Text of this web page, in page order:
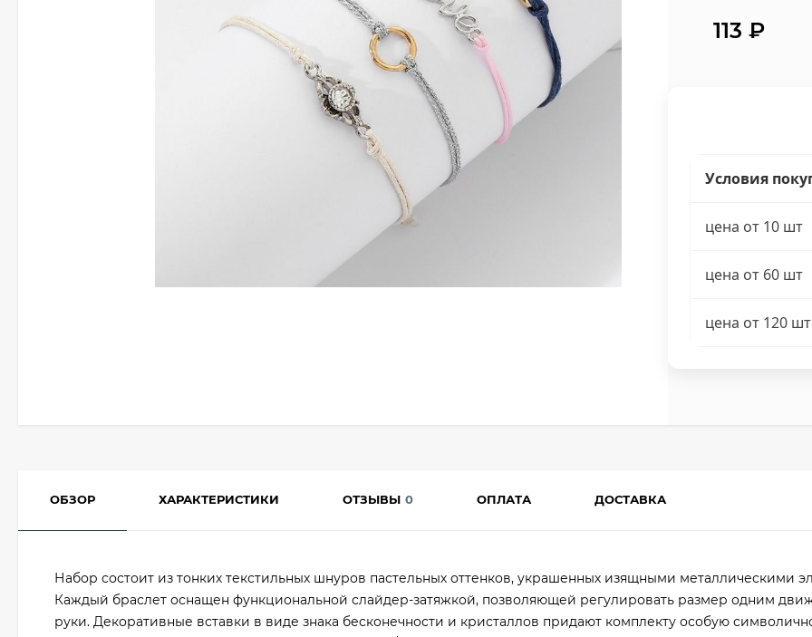
113₽
Условия
цена от 10 шт
цена от 60 шт
цена от 120 шт
ОБЗОР ХАРАКТЕРИСТИКИ ОТЗЫВЫ 0 ОПЛАТА ДОСТАВКА
Набор состоит из тонких текстильных шнуров пастельных оттенков, украшенных изящными металлическими
Каждый браслет оснащен функциональной слайдер-затяжкой, позволяющей регулировать размер одним
руки. Декоративные вставки в виде знака бесконечности и кристаллов придают комплекту особую